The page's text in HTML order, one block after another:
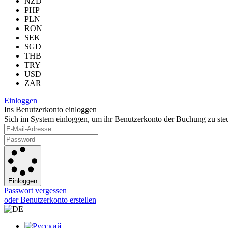
PHP
PLN
RON
SEK
SGD
THB
TRY
USD
ZAR
Einloggen
Ins Benutzerkonto einloggen
Sich im System einloggen, um ihr Benutzerkonto der Buchung zu
Einloggen
Passwort vergessen
oder Benutzerkonto erstellen